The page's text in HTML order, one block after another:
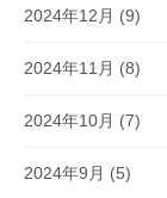
2024年12月 (9)
2024年11月 (8)
2024年10月 (7)
2024年9月 (5)